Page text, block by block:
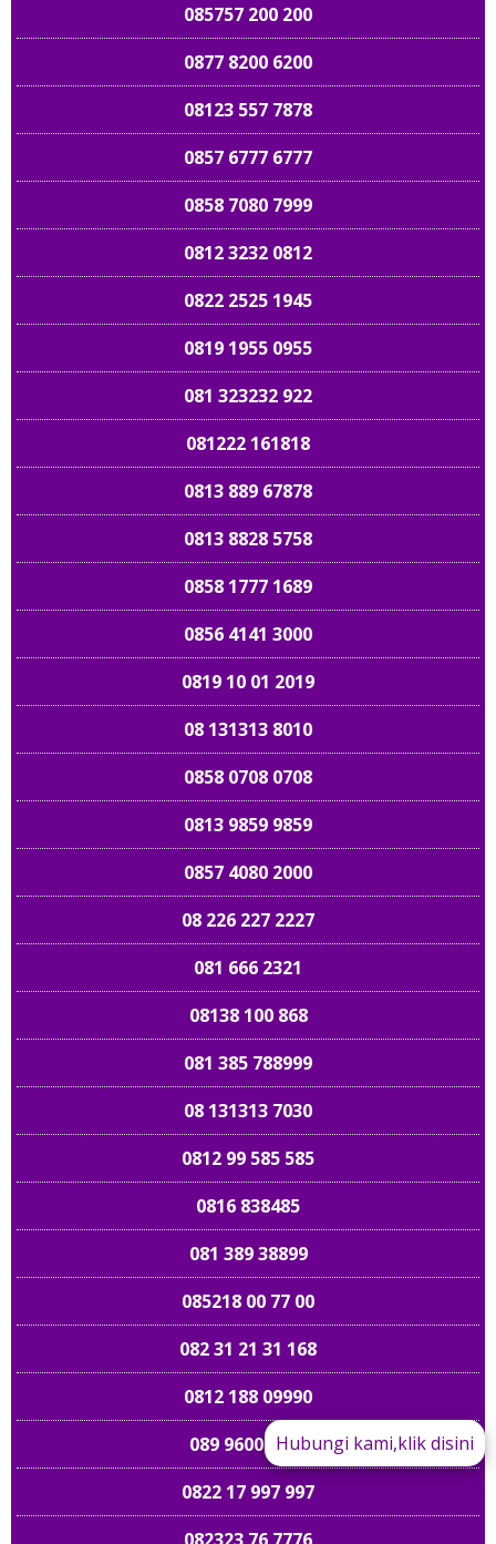
089 661 898989
Hubungi kami,klik disini
085757 200 200
0877 8200 6200
08123 557 7878
0857 6777 6777
0858 7080 7999
0812 3232 0812
0822 2525 1945
0819 1955 0955
081 323232 922
081222 161818
0813 889 67878
0813 8828 5758
0858 1777 1689
0856 4141 3000
0819 10 01 2019
08 131313 8010
0858 0708 0708
0813 9859 9859
0857 4080 2000
08 226 227 2227
081 666 2321
08138 100 868
081 385 788999
08 131313 7030
0812 99 585 585
0816 838485
081 389 38899
085218 00 77 00
082 31 21 31 168
0812 188 09990
089 9600 9600
0822 17 997 997